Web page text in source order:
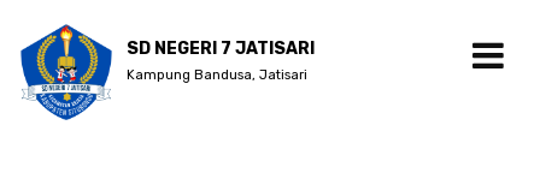
SD NEGERI 7 JATISARI
Kampung Bandusa, Jatisari